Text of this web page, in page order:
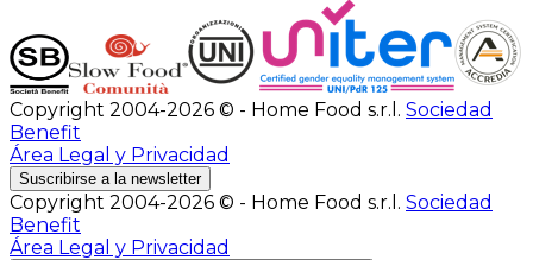
Copyright 2004-2026 © - Home Food s.r.l. Sociedad
Benefit
Área Legal y Privacidad
Suscribirse a la newsletter
Copyright 2004-2026 © - Home Food s.r.l. Sociedad
Benefit
Área Legal y Privacidad